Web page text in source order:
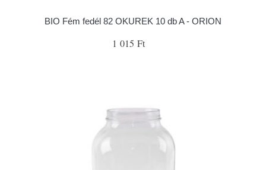
BIO Fém fedél 82 OKUREK 10 db A - ORION
1 015 Ft